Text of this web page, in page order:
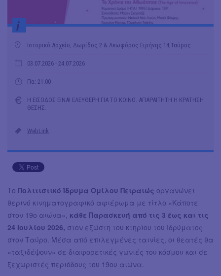
i
Ιστορικό Αρχείο, Δωρίδος 2 & Λεωφόρος Ειρήνης 14,Ταύρος
03.07.2026 - 24.07.2026
Πα: 21.00
Η ΕΙΣΟΔΟΣ ΕΙΝΑΙ ΕΛΕΥΘΕΡΗ ΓΙΑ ΤΟ ΚΟΙΝΟ. ΑΠΑΡΑΙΤΗΤΗ Η ΚΡΑΤΗΣΗ
ΘΕΣΗΣ.
WebLink
Το Πολιτιστικό Ίδρυμα Ομίλου Πειραιώς οργανώνει
θερινό κινηματογραφικό αφιέρωμα με τίτλο «Κάποτε
στον 19ο αιώνα», κάθε Παρασκευή από τις 3 έως και τις
24 Ιουλίου 2026, στον εξώστη του κτηρίου του Ιδρύματος
στον Ταύρο. Μέσα από επιλεγμένες ταινίες, οι θεατές θα
«ταξιδέψουν» σε διαφορετικές γωνιές του κόσμου και σε
ξεχωριστές περιόδους του 19ου αιώνα.